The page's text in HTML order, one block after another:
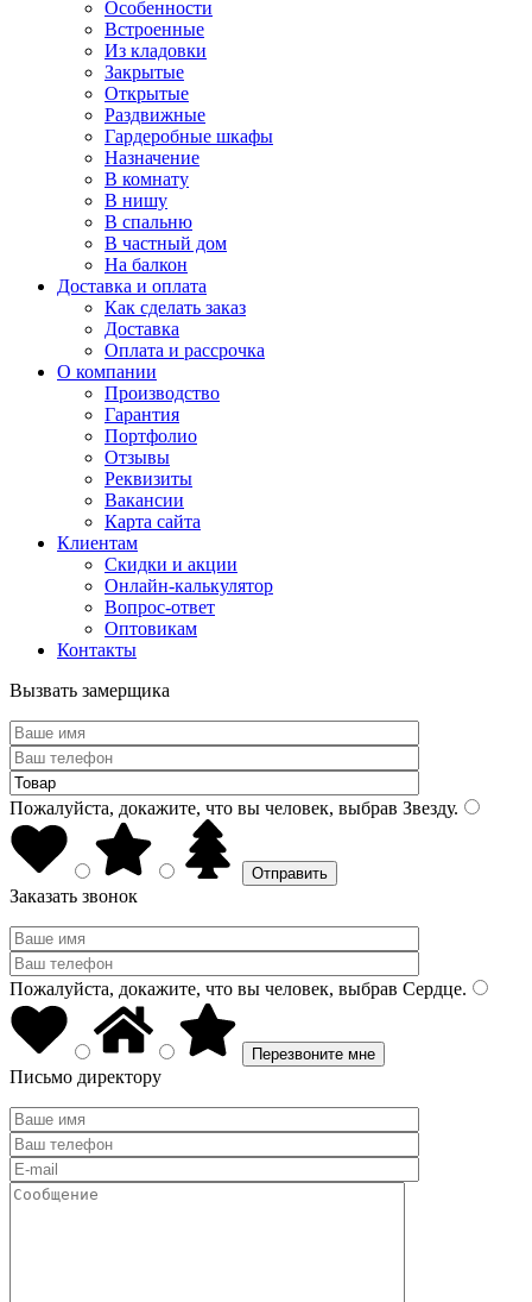
Особенности
Встроенные
Из кладовки
Закрытые
Открытые
Раздвижные
Гардеробные шкафы
Назначение
В комнату
В нишу
В спальню
В частный дом
На балкон
Доставка и оплата
Как сделать заказ
Доставка
Оплата и рассрочка
О компании
Производство
Гарантия
Портфолио
Отзывы
Реквизиты
Вакансии
Карта сайта
Клиентам
Скидки и акции
Онлайн-калькулятор
Вопрос-ответ
Оптовикам
Контакты
Вызвать замерщика
Пожалуйста, докажите, что вы человек, выбрав Звезду.
Заказать звонок
Пожалуйста, докажите, что вы человек, выбрав Сердце.
Письмо директору